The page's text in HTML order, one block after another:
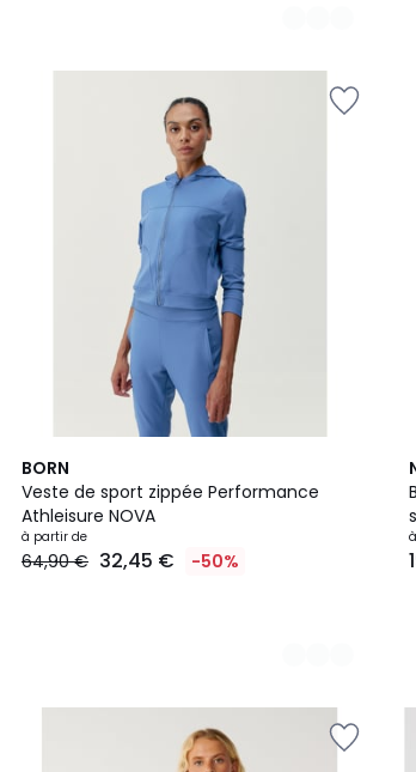
BORN
Veste de sport zippée Performance
Athleisure NOVA
à partir de
64,90 € 32,45 € -50%
2
Couleurs
2